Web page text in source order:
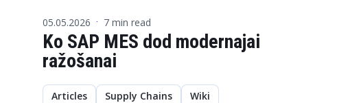
05.05.2026 · 7 min read
Ko SAP MES dod modernajai
ražošanai
Articles Supply Chains Wiki